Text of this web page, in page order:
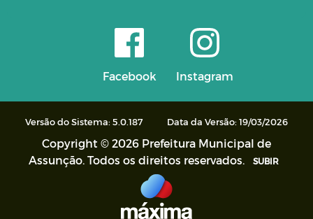
Facebook Instagram
Versão do Sistema: 5.0.187 Data da Versão: 19/03/2026
Copyright © 2026 Prefeitura Municipal de
Assunção. Todos os direitos reservados.
SUBIR